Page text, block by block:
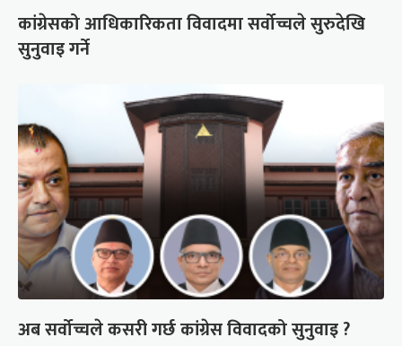
कांग्रेसको आधिकारिकता विवादमा सर्वोच्चले सुरुदेखि
सुनुवाइ गर्ने
अब सर्वोच्चले कसरी गर्छ कांग्रेस विवादको सुनुवाइ ?